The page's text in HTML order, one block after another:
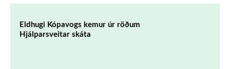
Eldhugi Kópavogs kemur úr röðum
Hjálparsveitar skáta